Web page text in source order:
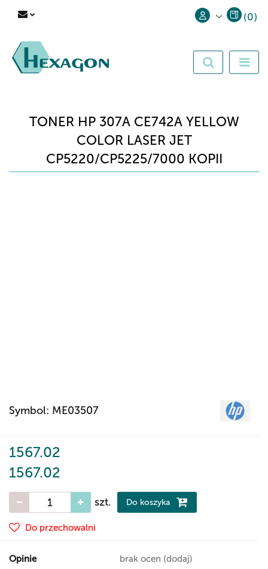
Zarejestruj się
(0)
TONER HP 307A CE742A YELLOW
COLOR LASER JET
CP5220/CP5225/7000 KOPII
Symbol: ME03507
1567.02
1567.02
szt. Do koszyka
Do przechowalni
Opinie brak ocen (dodaj)